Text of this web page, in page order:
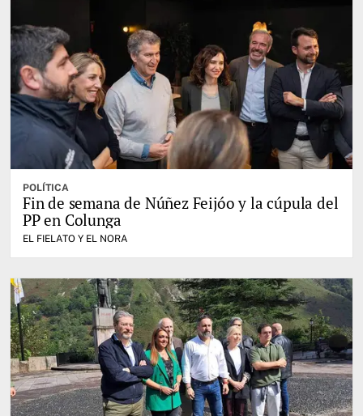
POLÍTICA
Fin de semana de Núñez Feijóo y la cúpula del
PP en Colunga
EL FIELATO Y EL NORA